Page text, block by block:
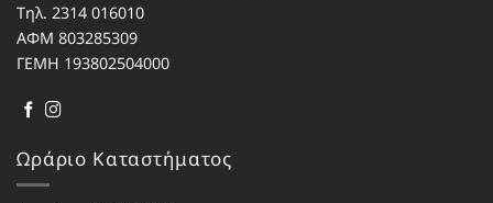
Τηλ. 2314 016010
ΑΦΜ 803285309
ΓΕΜΗ 193802504000
Ωράριο Καταστήματος